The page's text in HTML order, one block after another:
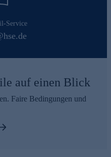
Service
auf einen Blick
Faire Bedingungen und